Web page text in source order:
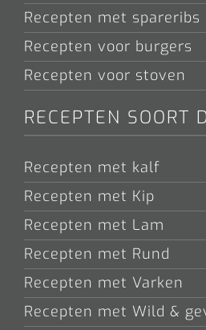
Recepten met spareribs
Recepten voor burgers
Recepten voor stoven
RECEPTEN SOORT
Recepten met kalf
Recepten met Kip
Recepten met Lam
Recepten met Rund
Recepten met Varken
Recepten met Wild &